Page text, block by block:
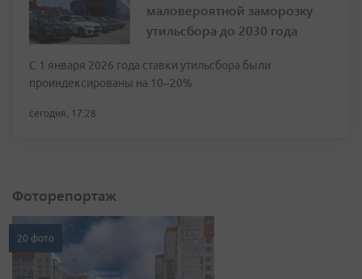
маловероятной заморозку
утильсбора до 2030 года
С 1 января 2026 года ставки утильсбора были
проиндексированы на 10–20%
сегодня, 17:28
Фоторепортаж
20 фото